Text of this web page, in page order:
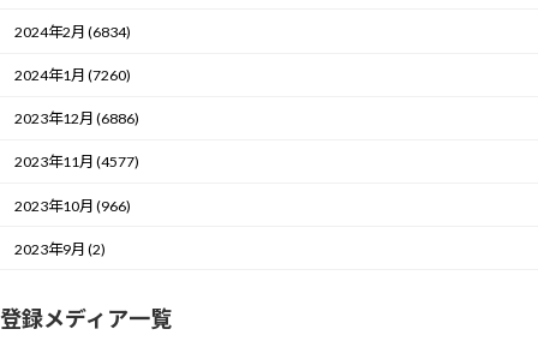
2024年2月 (6834)
2024年1月 (7260)
2023年12月 (6886)
2023年11月 (4577)
2023年10月 (966)
2023年9月 (2)
登録メディア一覧